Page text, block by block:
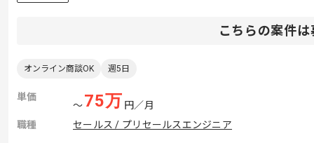
こちらの案件
オンライン商談OK 週5日
単価
〜75万 円／月
職種
セールス / プリセールスエンジニア